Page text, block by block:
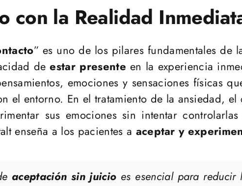
con la Realidad
” es uno de los pilares fundamentales de
deestar presente en la experiencia
emociones y sensaciones físicas
el entorno. En el tratamiento de la ansiedad,
sus emociones sin intentar
enseña a los pacientes a aceptar y
aceptación sin juicio es esencial para reducir